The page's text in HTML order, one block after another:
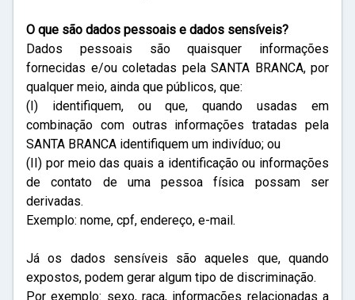
O que são dados pessoais e dados sensíveis?
Dados pessoais são quaisquer informações
fornecidas e/ou coletadas pela SANTA BRANCA, por
qualquer meio, ainda que públicos, que:
(I) identifiquem, ou que, quando usadas em
combinação com outras informações tratadas pela
SANTA BRANCA identifiquem um indivíduo; ou
(II) por meio das quais a identificação ou informações
de contato de uma pessoa física possam ser
derivadas.
Exemplo: nome, cpf, endereço, e-mail.
Já os dados sensíveis são aqueles que, quando
expostos, podem gerar algum tipo de discriminação.
Por exemplo: sexo, raça, informações relacionadas a